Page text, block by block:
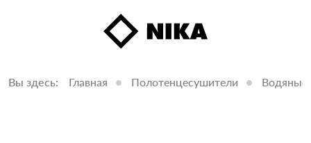
Вы здесь: Главная Полотенцесушители Водяные